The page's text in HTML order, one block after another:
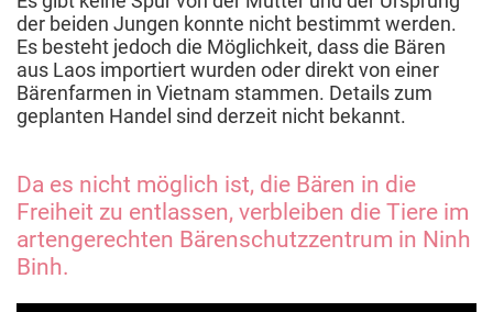
der beiden Jungen konnte nicht bestimmt werden.
Es besteht jedoch die Möglichkeit, dass die Bären
aus Laos importiert wurden oder direkt von einer
Bärenfarmen in Vietnam stammen. Details zum
geplanten Handel sind derzeit nicht bekannt.
Da es nicht möglich ist, die Bären in die
Freiheit zu entlassen, verbleiben die Tiere im
artengerechten Bärenschutzzentrum in Ninh
Binh.